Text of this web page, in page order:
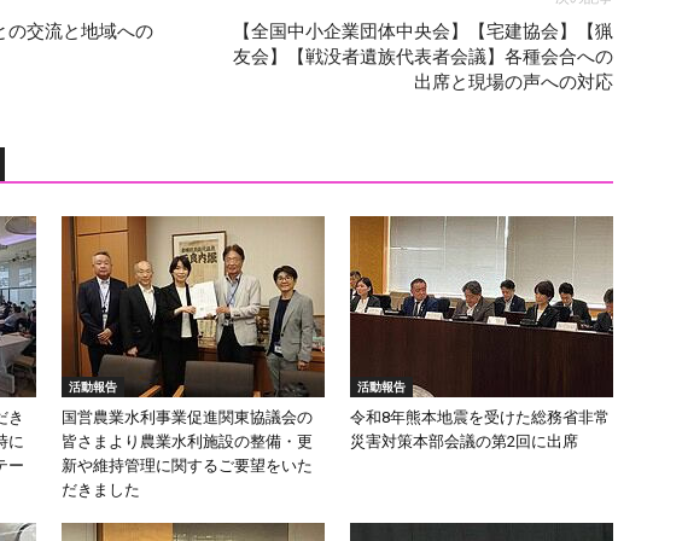
の交流と地域への
【全国中小企業団体中央会】【宅建協会】【猟
友会】【戦没者遺族代表者会議】各種会合への
出席と現場の声への対応
き
に
ー
活動報告
国営農業水利事業促進関東協議会の
皆さまより農業水利施設の整備・更
新や維持管理に関するご要望をいた
だきました
活動報告
令和8年熊本地震を受けた総務省非常
災害対策本部会議の第2回に出席